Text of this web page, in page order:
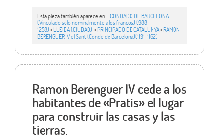
Esta pieza también aparece en ... CONDADO DE BARCELONA
(Vinculado sólo nominalmente a los francos) (988-
1258)• LLEIDA (CIUDAD) • PRINCIPADO DE CATALUNYA• RAMON
BERENGUER IV el Sant (Conde de Barcelona)(1131-1162)
Ramon Berenguer IV cede a los
habitantes de «Pratis» el lugar
para construir las casas y las
tierras.